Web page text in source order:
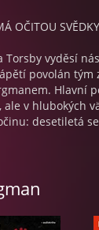
OČITOU
Torsby vyděsí
povolán
Hlavní
v hlubokých
desetiletá
dívkou
připomíná